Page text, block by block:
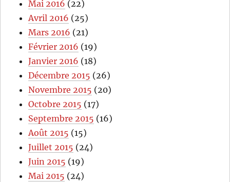
Mai 2016 (22)
Avril 2016 (25)
Mars 2016 (21)
Février 2016 (19)
Janvier 2016 (18)
Décembre 2015 (26)
Novembre 2015 (20)
Octobre 2015 (17)
Septembre 2015 (16)
Août 2015 (15)
Juillet 2015 (24)
Juin 2015 (19)
Mai 2015 (24)